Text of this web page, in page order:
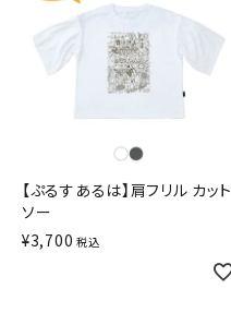
【ぷるすあるは】肩フリル カット
ソー
¥3,700 税込